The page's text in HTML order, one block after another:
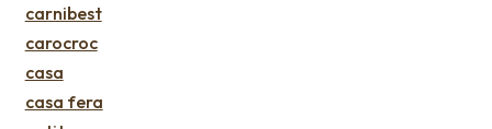
carnibest
carocroc
casa
casa fera